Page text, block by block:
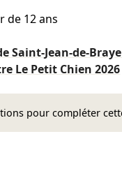
de 12 ans
Saint-Jean-de-
Le Petit Chien2026
pour compléter